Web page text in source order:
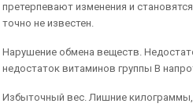
претерпевают изменения и
точно не известен.
Нарушение обмена веществ.
недостаток витаминов группы В
Избыточный вес. Лишние килограммы,